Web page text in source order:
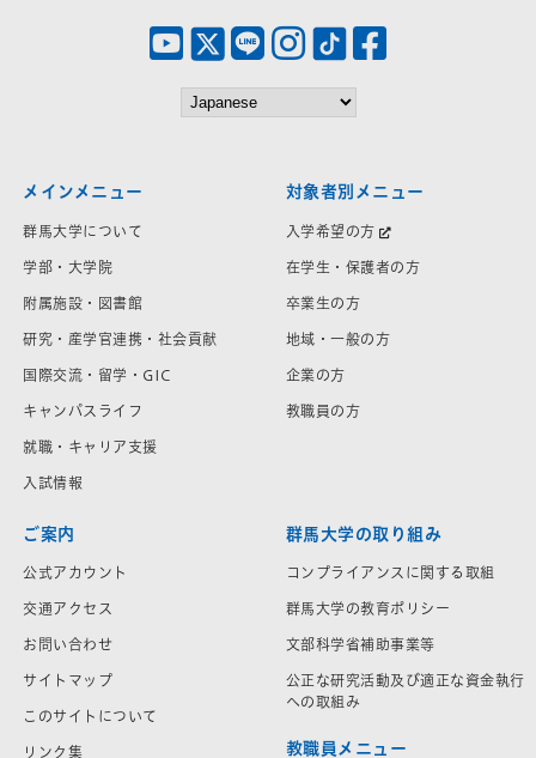
メインメニュー
群馬大学について
学部・大学院
附属施設・図書館
研究・産学官連携・社会貢献
国際交流・留学・GIC
キャンパスライフ
就職・キャリア支援
入試情報
対象者別メニュー
入学希望の方
在学生・保護者の方
卒業生の方
地域・一般の方
企業の方
教職員の方
ご案内
公式アカウント
交通アクセス
お問い合わせ
サイトマップ
このサイトについて
リンク集
群馬大学の取り組み
コンプライアンスに関する取組
群馬大学の教育ポリシー
文部科学省補助事業等
公正な研究活動及び適正な資金執行
への取組み
教職員メニュー